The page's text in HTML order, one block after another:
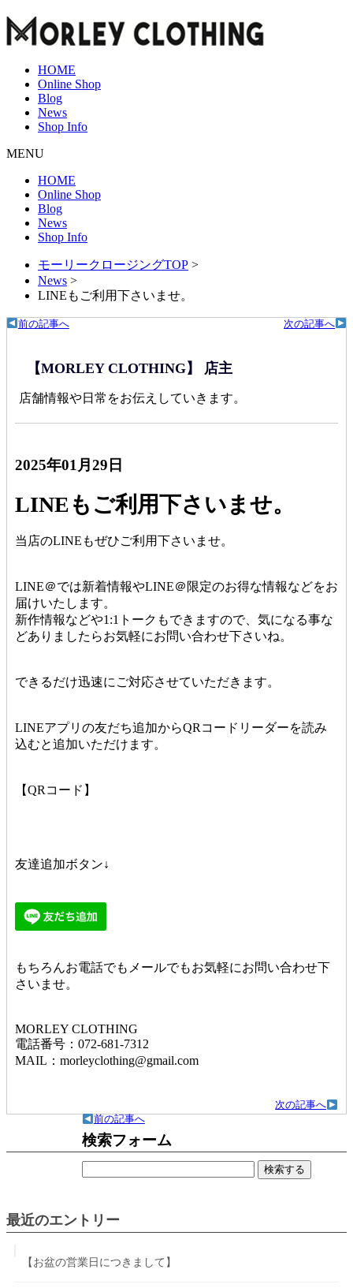
HOME
Online Shop
Blog
News
Shop Info
MENU
HOME
Online Shop
Blog
News
Shop Info
モーリークロージングTOP >
News >
LINEもご利用下さいませ。
次の記事へ
前の記事へ
【MORLEY CLOTHING】 店主
店舗情報や日常をお伝えしていきます。
2025年01月29日
LINEもご利用下さいませ。
当店のLINEもぜひご利用下さいませ。
LINE＠では新着情報やLINE＠限定のお得な情報などをお
届けいたします。
新作情報などや1:1トークもできますので、気になる事な
どありましたらお気軽にお問い合わせ下さいね。
できるだけ迅速にご対応させていただきます。
LINEアプリの友だち追加からQRコードリーダーを読み
込むと追加いただけます。
【QRコード】
友達追加ボタン↓
もちろんお電話でもメールでもお気軽にお問い合わせ下
さいませ。
MORLEY CLOTHING
電話番号：072-681-7312
MAIL：morleyclothing@gmail.com
次の記事へ
前の記事へ
検索フォーム
最近のエントリー
【お盆の営業日につきまして】